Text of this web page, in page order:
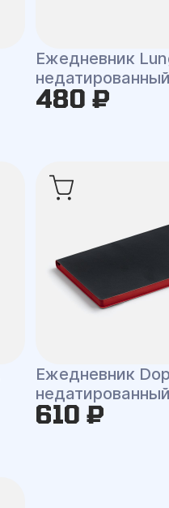
Ежедневник
480 ₽
Ежедневник
610 ₽